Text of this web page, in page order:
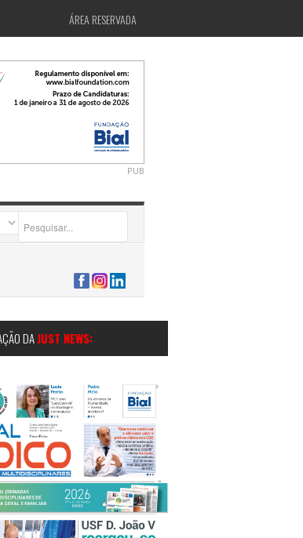
ÁREA RESERVADA
PUB
DAJUST NEWS: